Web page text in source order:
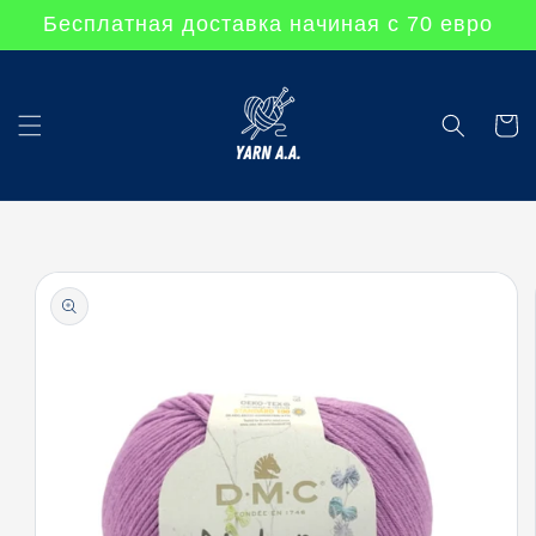
контенту
Бесплатная доставка начиная с 70 евро
информации
о продукте